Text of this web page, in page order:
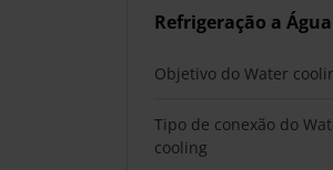
Refrigeração a Água
Objetivo do Water
Tipo de conexão do
cooling